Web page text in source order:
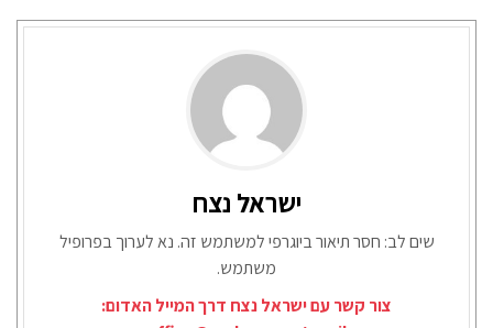
ישראל נצח
שים לב: חסר תיאור ביוגרפי למשתמש זה. נא לערוך בפרופיל
משתמש.
צור קשר עם ישראל נצח דרך המייל האדום: